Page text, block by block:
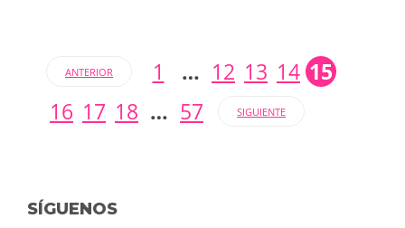
ANTERIOR 1 … 12 13 14 15
16 17 18 … 57 SIGUIENTE
SÍGUENOS